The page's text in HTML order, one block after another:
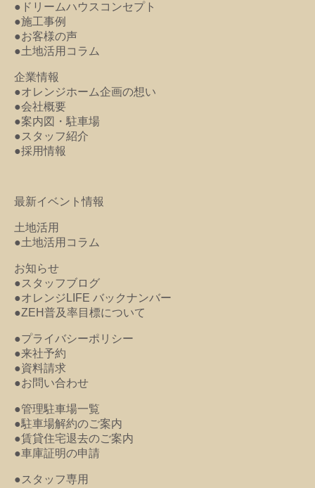
●ドリームハウスコンセプト
●施工事例
●お客様の声
●土地活用コラム
企業情報
●オレンジホーム企画の想い
●会社概要
●案内図・駐車場
●スタッフ紹介
●採用情報
最新イベント情報
土地活用
●土地活用コラム
お知らせ
●スタッフブログ
●オレンジLIFE バックナンバー
●ZEH普及率目標について
●プライバシーポリシー
●来社予約
●資料請求
●お問い合わせ
●管理駐車場一覧
●駐車場解約のご案内
●賃貸住宅退去のご案内
●車庫証明の申請
●スタッフ専用